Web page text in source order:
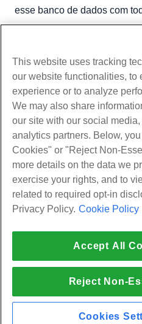
esse banco de dados com
Produtos
Hospedagem na web
Hospedagem Empresarial
Revendedor com etiqueta em
Linux gerenciado VPS
Windows não gerenciado VPS
Servidores de nuvem
Balanceadores de carga
Armazenamento em Bloco
Armazenamento de Objetos
Serviços
Migrações de sites
Comunidade
Documentação do Produto
Tutoriais
Companhia
Sobre nós
Contate-Nos
pressione
Programa de Afiliados
Aplicação da lei
Acordo de Afiliado
Apoio, suporte
Conversar ao vivo conosco
Abra um bilhete de suporte
© 2010-2026
This website uses tracking
our website functionalities, to
experience or to analyze
We may also share
our site with our social
analytics partners. Below, you
Cookies" or "Reject Non-
more details on the data we
exercise your rights, and to
related to required opt-in
Privacy Policy. Cookie Policy
Accept All
Reject Non-
Cookies